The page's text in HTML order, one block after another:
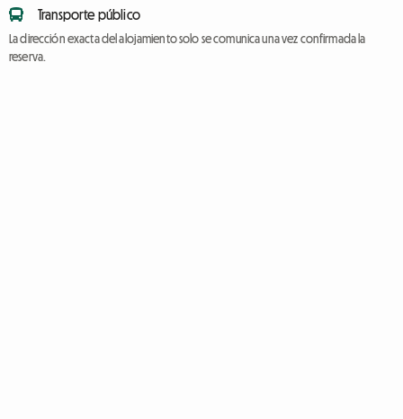
Transporte público
La dirección exacta del alojamiento solo se comunica una vez confirmada la
reserva.